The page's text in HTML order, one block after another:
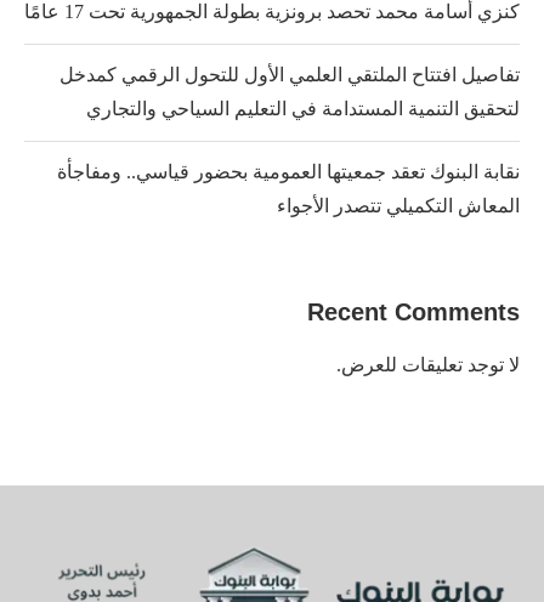
كنزي أسامة محمد تحصد برونزية بطولة الجمهورية تحت 17 عامًا
تفاصيل افتتاح الملتقي العلمي الأول للتحول الرقمي كمدخل
لتحقيق التنمية المستدامة في التعليم السياحي والتجاري
نقابة البنوك تعقد جمعيتها العمومية بحضور قياسي.. ومفاجأة
المعاش التكميلي تتصدر الأجواء
Recent Comments
لا توجد تعليقات للعرض.